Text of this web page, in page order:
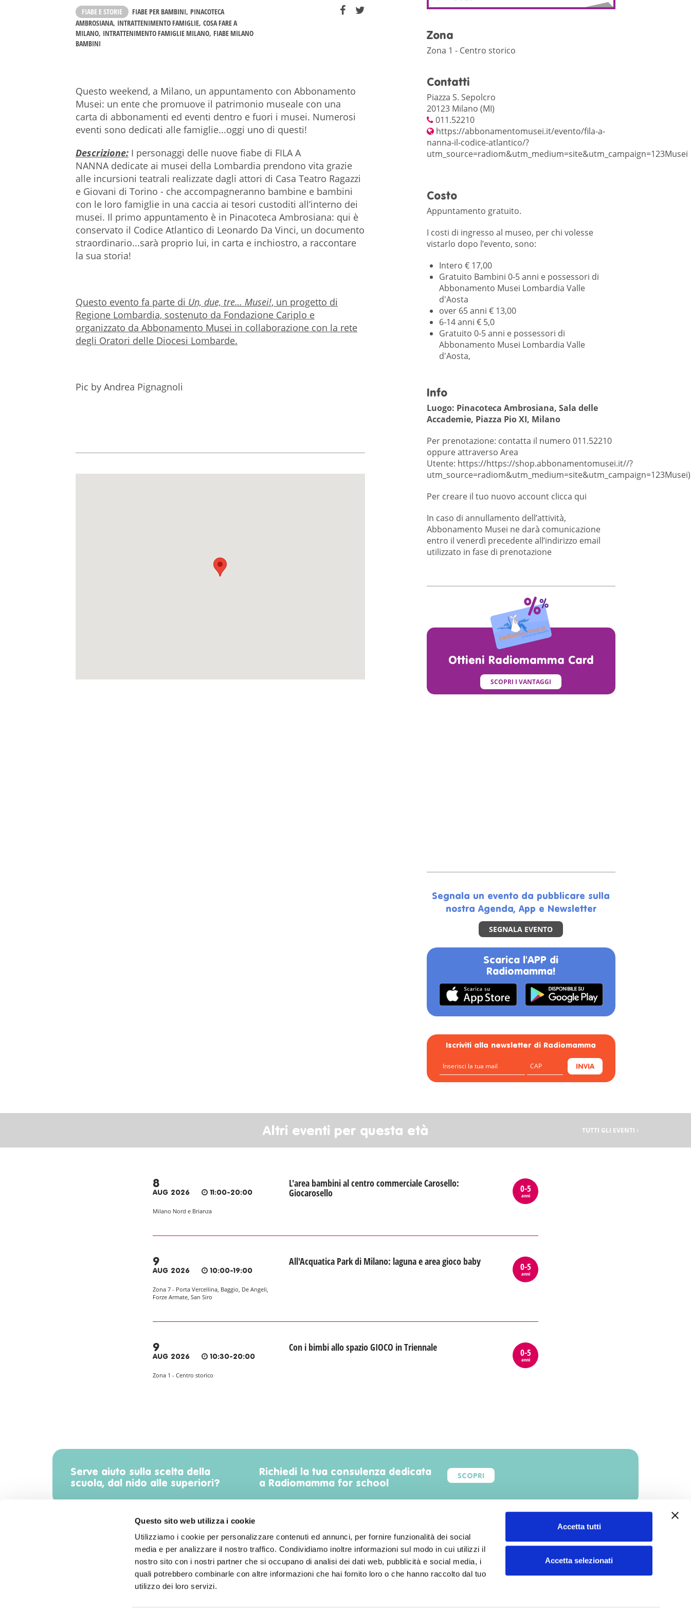
Questo sito web utilizza i cookie
Utilizziamo i cookie per personalizzare contenuti ed annunci, per fornire funzionalità dei social
media e per analizzare il nostro traffico. Condividiamo inoltre informazioni sul modo in cui utilizzi il
nostro sito con i nostri partner che si occupano di analisi dei dati web, pubblicità e social media, i
quali potrebbero combinarle con altre informazioni che hai fornito loro o che hanno raccolto dal tuo
utilizzo dei loro servizi.
Accetta tutti
Accetta selezionati
FIABE E STORIE FIABE PER BAMBINI PINACOTECA
AMBROSIANA INTRATTENIMENTO FAMIGLIE COSA FARE A
MILANO INTRATTENIMENTO FAMIGLIE MILANO FIABE MILANO
BAMBINI
Questo weekend, a Milano, un appuntamento con Abbonamento
Musei: un ente che promuove il patrimonio museale con una
carta di abbonamenti ed eventi dentro e fuori i musei. Numerosi
eventi sono dedicati alle famiglie...oggi uno di questi!
Descrizione: I personaggi delle nuove fiabe di FILA A
NANNA dedicate ai musei della Lombardia prendono vita grazie
alle incursioni teatrali realizzate dagli attori di Casa Teatro Ragazzi
e Giovani di Torino - che accompagneranno bambine e bambini
con le loro famiglie in una caccia ai tesori custoditi all’interno dei
musei. Il primo appuntamento è in Pinacoteca Ambrosiana: qui è
conservato il Codice Atlantico di Leonardo Da Vinci, un documento
straordinario...sarà proprio lui, in carta e inchiostro, a raccontare
la sua storia!
Questo evento fa parte di Un, due, tre… Musei!, un progetto di
Regione Lombardia, sostenuto da Fondazione Cariplo e
organizzato da Abbonamento Musei in collaborazione con la rete
degli Oratori delle Diocesi Lombarde.
Pic by Andrea Pignagnoli
Zona
Zona 1 - Centro storico
Contatti
Piazza S. Sepolcro
20123 Milano (MI)
011.52210
https://abbonamentomusei.it/evento/fila-a-
nanna-il-codice-atlantico/?
utm_source=radiom&utm_medium=site&utm_campaign=123Musei
Costo
Appuntamento gratuito.
I costi di ingresso al museo, per chi volesse
vistarlo dopo l’evento, sono:
Intero € 17,00
Gratuito Bambini 0-5 anni e possessori di
Abbonamento Musei Lombardia Valle
d'Aosta
over 65 anni € 13,00
6-14 anni € 5,0
Gratuito 0-5 anni e possessori di
Abbonamento Musei Lombardia Valle
d'Aosta,
Info
Luogo: Pinacoteca Ambrosiana, Sala delle
Accademie, Piazza Pio XI, Milano
Per prenotazione: contatta il numero 011.52210
oppure attraverso Area
Utente: https://https://shop.abbonamentomusei.it//?
utm_source=radiom&utm_medium=site&utm_campaign=123Musei)
Per creare il tuo nuovo account clicca qui
In caso di annullamento dell’attività,
Abbonamento Musei ne darà comunicazione
entro il venerdì precedente all’indirizzo email
utilizzato in fase di prenotazione
Ottieni Radiomamma Card
SCOPRI I VANTAGGI
Segnala un evento da pubblicare sulla
nostra Agenda, App e Newsletter
SEGNALA EVENTO
Scarica l'APP di
Radiomamma!
Iscriviti alla newsletter di Radiomamma
INVIA
Altri eventi per questa età TUTTI GLI EVENTI
8
AUG 2026 11:00-20:00
Milano Nord e Brianza
L'area bambini al centro commerciale Carosello:
Giocarosello 0-5
anni
9
AUG 2026 10:00-19:00
Zona 7 - Porta Vercellina, Baggio, De Angeli,
Forze Armate, San Siro
All'Acquatica Park di Milano: laguna e area gioco baby 0-5
anni
9
AUG 2026 10:30-20:00
Zona 1 - Centro storico
Con i bimbi allo spazio GIOCO in Triennale 0-5
anni
Serve aiuto sulla scelta della
scuola, dal nido alle superiori?
Richiedi la tua consulenza dedicata
a Radiomamma for school
SCOPRI
Scarica l'app di Radiomamma!
Trova luoghi, servizi, sconti, eventi
familyfriendly a Milano!